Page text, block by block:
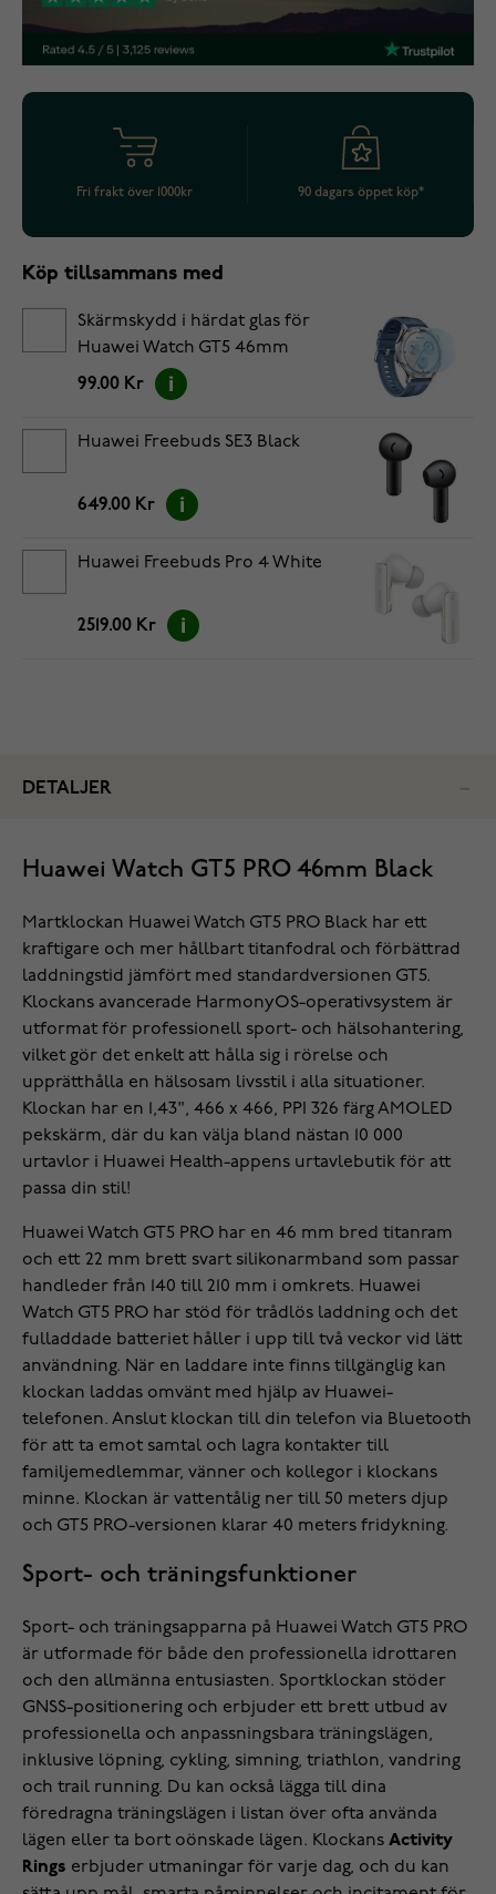
Fri frakt över 1000kr 90 dagars öppet köp*
Köp tillsammans med
Skärmskydd i härdat glas för
Huawei Watch GT5 46mm
99.00 Kr
Huawei Freebuds SE3 Black
649.00 Kr
Huawei Freebuds Pro 4 White
2519.00 Kr
DETALJER
Huawei Watch GT5 PRO 46mm Black
Martklockan Huawei Watch GT5 PRO Black har ett
kraftigare och mer hållbart titanfodral och förbättrad
laddningstid jämfört med standardversionen GT5.
Klockans avancerade HarmonyOS-operativsystem är
utformat för professionell sport- och hälsohantering,
vilket gör det enkelt att hålla sig i rörelse och
upprätthålla en hälsosam livsstil i alla situationer.
Klockan har en 1,43", 466 x 466, PPI 326 färg AMOLED
pekskärm, där du kan välja bland nästan 10 000
urtavlor i Huawei Health-appens urtavlebutik för att
passa din stil!
Huawei Watch GT5 PRO har en 46 mm bred titanram
och ett 22 mm brett svart silikonarmband som passar
handleder från 140 till 210 mm i omkrets. Huawei
Watch GT5 PRO har stöd för trådlös laddning och det
fulladdade batteriet håller i upp till två veckor vid lätt
användning. När en laddare inte finns tillgänglig kan
klockan laddas omvänt med hjälp av Huawei-
telefonen. Anslut klockan till din telefon via Bluetooth
för att ta emot samtal och lagra kontakter till
familjemedlemmar, vänner och kollegor i klockans
minne. Klockan är vattentålig ner till 50 meters djup
och GT5 PRO-versionen klarar 40 meters fridykning.
Sport- och träningsfunktioner
Sport- och träningsapparna på Huawei Watch GT5 PRO
är utformade för både den professionella idrottaren
och den allmänna entusiasten. Sportklockan stöder
GNSS-positionering och erbjuder ett brett utbud av
professionella och anpassningsbara träningslägen,
inklusive löpning, cykling, simning, triathlon, vandring
och trail running. Du kan också lägga till dina
föredragna träningslägen i listan över ofta använda
lägen eller ta bort oönskade lägen. Klockans Activity
Rings erbjuder utmaningar för varje dag, och du kan